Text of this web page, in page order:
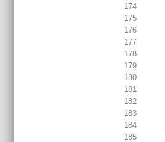
174
175
176
177
178
179
180
181
182
183
184
185